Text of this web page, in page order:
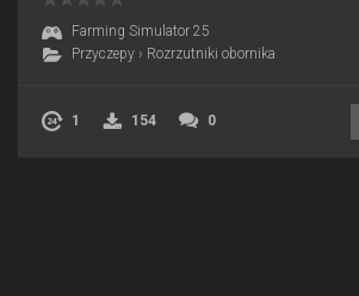
Farming Simulator 25
Przyczepy › Rozrzutniki obornika
1 154 0